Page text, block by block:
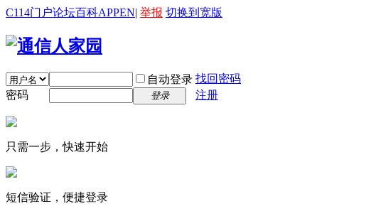
C114门户论坛百科APPEN| 举报 切换到宽版
自动登录 找回密码
密码
登录 注册
只需一步，快速开始
短信验证，便捷登录